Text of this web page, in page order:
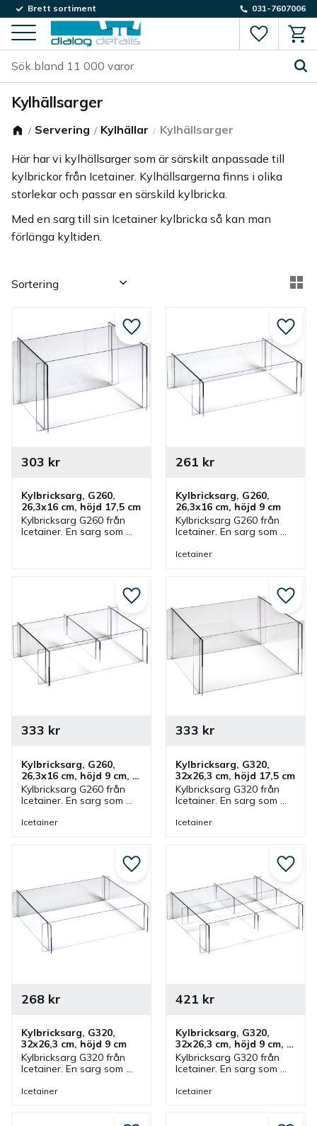
Meny
Brett sortiment 031-7607006
Kylhällsarger
Servering Kylhällar Kylhällsarger
Här har vi kylhällsarger som är särskilt anpassade till
kylbrickor från Icetainer. Kylhällsargerna finns i olika
storlekar och passar en särskild kylbricka.
Med en sarg till sin Icetainer kylbricka så kan man
förlänga kyltiden.
Välj sortering
Kylbricksarg, G260,
26,3x16 cm, höjd 17,5 cm
Kylbricksarg G260 från
Icetainer. En sarg som
303 kr
Lägg till i favoriter
Kylbricksarg, G260,
26,3x16 cm, höjd 9 cm
Kylbricksarg G260 från
Icetainer. En sarg som
med storlek GN 1/4.
261 kr
Icetainer
Lägg
Kylbricksarg, G260,
26,3x16 cm, höjd 9 cm,
tvådelad
Kylbricksarg G260 från
Icetainer. En sarg som
med storlek GN 1/4.
333 kr
Icetainer
Lägg till i favoriter
Kylbricksarg, G320,
32x26,3 cm, höjd 17,5 cm
Kylbricksarg G320 från
Icetainer. En sarg som
med storlek GN 1/2.
333 kr
Icetainer
Lägg
Kylbricksarg, G320,
32x26,3 cm, höjd 9 cm
Kylbricksarg G320 från
Icetainer. En sarg som
med storlek GN 1/2.
268kr
Icetainer
Lägg till i favoriter
Kylbricksarg, G320,
32x26,3 cm, höjd 9 cm,
fyrdelad
Kylbricksarg G320 från
Icetainer. En sarg som
med storlek GN 1/2.
421 kr
Icetainer
Lägg